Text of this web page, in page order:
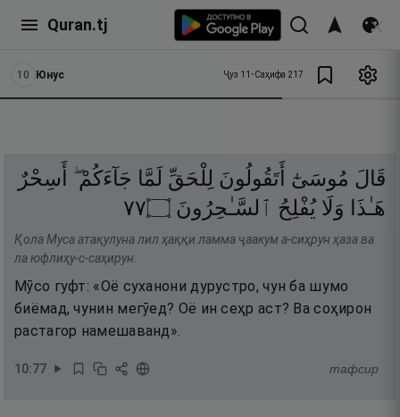
Quran.tj
10 Юнус Ҷуз 11 •Саҳифа 217
قَالَ مُوسَىٰٓ أَتَقُولُونَ لِلْحَقِّ لَمَّا جَآءَكُمْ ۖ
أَسِحْرٌ
هَـٰذَا
وَلَا يُفْلِحُ ٱلسَّـٰحِرُونَ ۝٧٧
Қола Муса атақулуна лил ҳаққи ламма ҷаакум а-сиҳрун ҳаза ва
ла юфлиҳу-с-саҳирун.
Мӯсо гуфт: «Оё суханони дурустро, чун ба шумо
биёмад, чунин мегӯед? Оё ин сеҳр аст? Ва соҳирон
растагор намешаванд».
10:77 тафсир